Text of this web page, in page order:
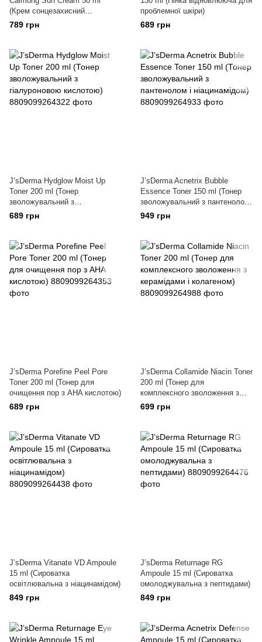
(Крем сонцезахисний
заспокійливий)
789 грн
проблемної шкіри)
689 грн
J’sDerma Hydglow Moist Up
Toner 200 ml (Тонер
зволожувальний з
гіалуроновою кислотою)
689 грн
J’sDerma Acnetrix Bubble
Essence Toner 150 ml (Тонер
зволожувальний з пантенолом
і ніацинамідом)
949 грн
J’sDerma Porefine Peel Pore
Toner 200 ml (Тонер для
очищення пор з AHA кислотою)
689 грн
J’sDerma Collamide Niacin Toner
200 ml (Тонер для
комплексного зволоження з
керамідами і колагеном)
699 грн
J’sDerma Vitanate VD Ampoule
15 ml (Сироватка
освітлювальна з ніацинамідом)
849 грн
J’sDerma Returnage RG
Ampoule 15 ml (Сироватка
омолоджувальна з пептидами)
849 грн